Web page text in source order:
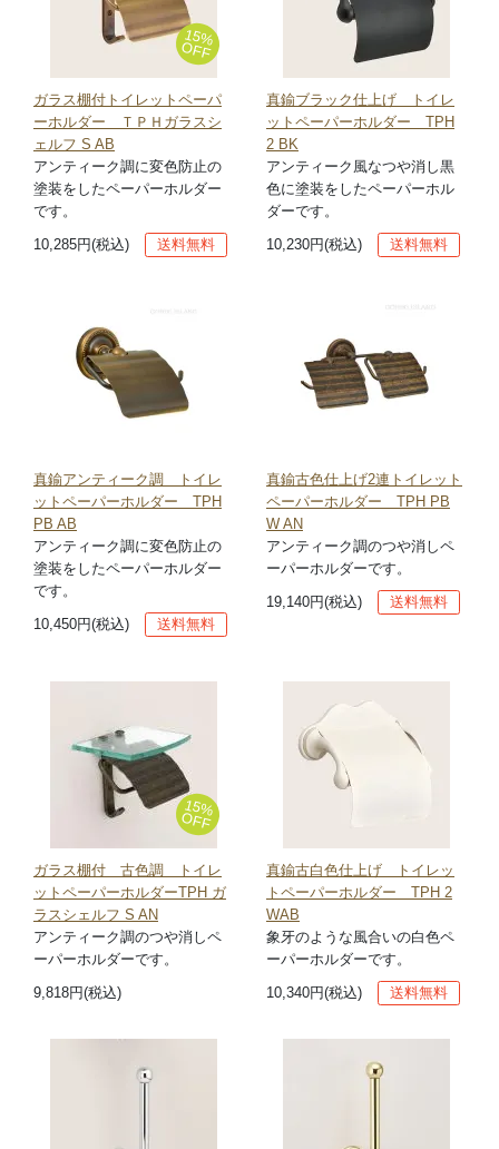
15%
OFF
ガラス棚付トイレットペーパ
ーホルダー ＴＰＨガラスシ
ェルフ S AB
アンティーク調に変色防止の
塗装をしたペーパーホルダー
です。
10,285円(税込)
送料無料
真鍮ブラック仕上げ トイレ
ットペーパーホルダー TPH
2 BK
アンティーク風なつや消し黒
色に塗装をしたペーパーホル
ダーです。
10,230円(税込)
送料無料
真鍮アンティーク調 トイレ
ットペーパーホルダー TPH
PB AB
アンティーク調に変色防止の
塗装をしたペーパーホルダー
です。
10,450円(税込)
送料無料
真鍮古色仕上げ2連トイレット
ペーパーホルダー TPH PB
W AN
アンティーク調のつや消しペ
ーパーホルダーです。
19,140円(税込)
送料無料
15%
OFF
ガラス棚付 古色調 トイレ
ットペーパーホルダーTPH ガ
ラスシェルフ S AN
アンティーク調のつや消しペ
ーパーホルダーです。
9,818円(税込)
真鍮古白色仕上げ トイレッ
トペーパーホルダー TPH 2
WAB
象牙のような風合いの白色ペ
ーパーホルダーです。
10,340円(税込)
送料無料